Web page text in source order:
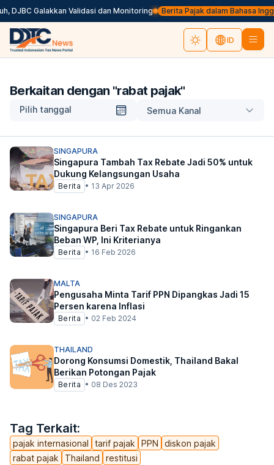
DJBC Galakkan Validasi dan Monitoring Berita Pajak dalam Bahasa
ID
Berkaitan dengan "rabat pajak"
Pilih tanggal Semua Kanal
Tag Terkait:
pajak internasional tarif pajak PPN
diskon pajak
rabat pajak
Thailand restitusi
SINGAPURA
Singapura Tambah Tax Rebate Jadi 50% untuk
Dukung Kelangsungan Usaha
Berita • 13 Apr 2026
SINGAPURA
Singapura Beri Tax Rebate untuk Ringankan
Beban WP, Ini Kriterianya
Berita • 16 Feb 2026
MALTA
Pengusaha Minta Tarif PPN Dipangkas Jadi 15
Persen karena Inflasi
Berita • 02 Feb 2024
THAILAND
Dorong Konsumsi Domestik, Thailand Bakal
Berikan Potongan Pajak
Berita • 08 Des 2023